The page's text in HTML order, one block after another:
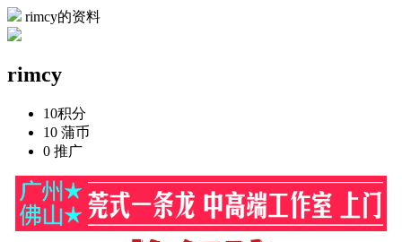
rimcy的资料
rimcy
10积分
10 蒲币
0 推广